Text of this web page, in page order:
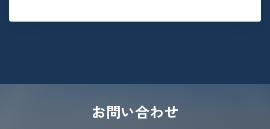
お問い合わせ